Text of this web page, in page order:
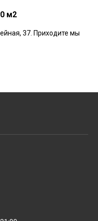
Керамогранит
м2
37. Приходите мы